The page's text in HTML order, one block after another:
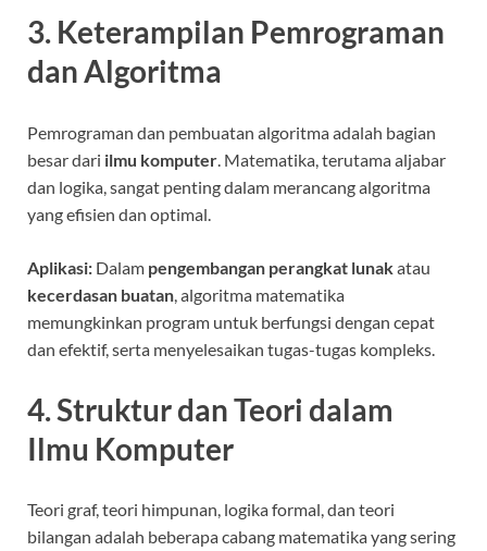
3. Keterampilan Pemrograman
dan Algoritma
Pemrograman dan pembuatan algoritma adalah bagian
besar dari ilmu komputer . Matematika, terutama aljabar
dan logika, sangat penting dalam merancang algoritma
yang efisien dan optimal.
Aplikasi: Dalam pengembangan perangkat lunakatau
kecerdasan buatan , algoritma matematika
memungkinkan program untuk berfungsi dengan cepat
dan efektif, serta menyelesaikan tugas-tugas kompleks.
4. Struktur dan Teori dalam
Ilmu Komputer
Teori graf, teori himpunan, logika formal, dan teori
bilangan adalah beberapa cabang matematika yang sering